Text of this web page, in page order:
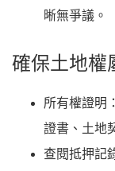
晰無爭議。
確保土地權
所有權證明
證書、土地
查閱抵押記